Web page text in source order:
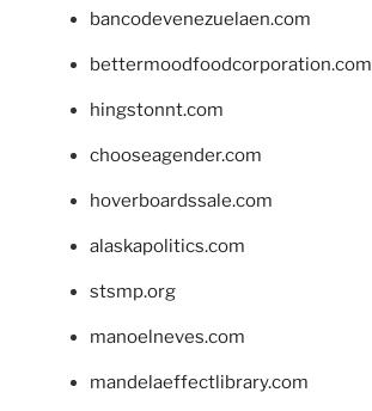
bancodevenezuelaen.com
bettermoodfoodcorporation.com
hingstonnt.com
chooseagender.com
hoverboardssale.com
alaskapolitics.com
stsmp.org
manoelneves.com
mandelaeffectlibrary.com